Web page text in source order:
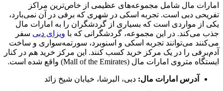
امارات مال شامل مجموعه‌های عظیمی از خاص‌ترین مراکز
تفریحی دبی است. تجربه اسکی در شهری که برفی در آن نمی‌بارد،
یکی از مواردی است که بسیاری از گردشگران را به امارات مال
جذب می‌کند. در این مجموعه، گردشگرانی که با ویزای دبی سفر
می‌کنند می‌توانند تجربه اسکی و اسنوبرد، سورتمه‌سواری و ساخت
آدم‌برفی را در یک مرکز خرید کسب کنند. این مرکز خرید هم در کنار
ایستگاه متروی امارات مال (Mall of the Emirates) واقع شده است.
آدرس امارات مال: دبی، البرشا، خیابان شیخ زائد